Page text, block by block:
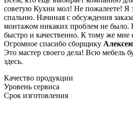
советую Кухни мол! Не пожалеете! Я
спальню. Начиная с обсуждения
монтажом никаких проблем не было.
быстро и качественно. К тому же мне
Огромное спасибо сборщику
Это мастер своего дела! Всю мебель
здесь.
Качество продукции
Уровень сервиса
Срок изготовления